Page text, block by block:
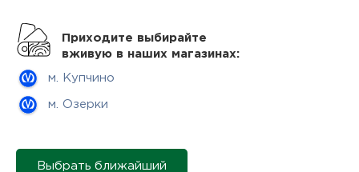
Приходите выбирайте
вживую в наших магазинах:
м. Купчино
м. Озерки
Выбрать ближайший